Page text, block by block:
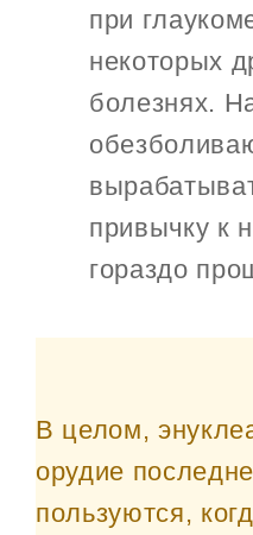
при
некоторых
болезнях.
привычку к
гораздо
В целом,
орудие
пользуются,